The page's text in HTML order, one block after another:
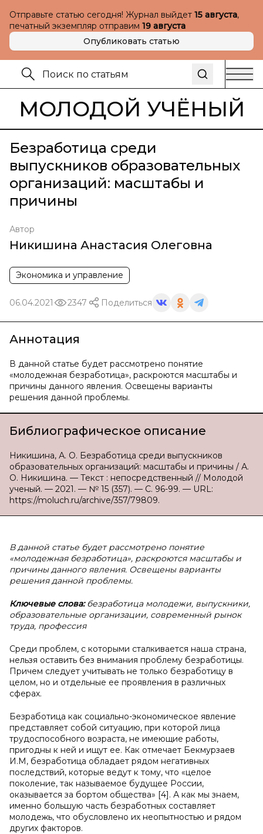
Отправьте статью сегодня! Журнал выйдет 15 августа,
печатный экземпляр отправим 19 августа
Опубликовать статью
МОЛОДОЙ УЧЁНЫЙ
Безработица среди
выпускников образовательных
организаций: масштабы и
причины
Автор
Никишина Анастасия Олеговна
Экономика и управление
06.04.2021 2347 Поделиться
Аннотация
В данной статье будет рассмотрено понятие
«молодежная безработица», раскроются масштабы и
причины данного явления. Освещены варианты
решения данной проблемы.
Библиографическое описание
Никишина, А. О. Безработица среди выпускников
образовательных организаций: масштабы и причины / А.
О. Никишина. — Текст : непосредственный // Молодой
ученый. — 2021. — № 15 (357). — С. 96-99. — URL:
https://moluch.ru/archive/357/79809.
В данной статье будет рассмотрено понятие
«молодежная безработица», раскроются масштабы и
причины данного явления. Освещены варианты
решения данной проблемы.
Ключевые слова:безработица молодежи, выпускники,
образовательные организации, современный рынок
труда, профессия
Среди проблем, с которыми сталкивается наша страна,
нельзя оставить без внимания проблему безработицы.
Причем следует учитывать не только безработицу в
целом, но и отдельные ее проявления в различных
сферах.
Безработица как социально-экономическое явление
представляет собой ситуацию, при которой лица
трудоспособного возраста, не имеющие работы,
пригодны к ней и ищут ее. Как отмечает Бекмурзаев
И.М, безработица обладает рядом негативных
последствий, которые ведут к тому, что «целое
поколение, так называемое будущее России,
оказывается за бортом общества» [4]. А как мы знаем,
именно большую часть безработных составляет
молодежь, что обусловлено их неопытностью и рядом
других факторов.